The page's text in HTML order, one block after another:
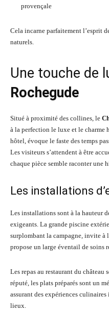
provençale
Cela incarne parfaitement l’esprit
naturels.
Une touche de
Rochegude
Situé à proximité des collines, le
à la perfection le luxe et le charme
hôtel, évoque le faste des temps
Les visiteurs s’attendent à être
chaque pièce semble raconter une
Les installations
Les installations sont à la hauteur
exigeants. La grande piscine
surplombant la campagne, invite à
propose un large éventail de soins
Les repas au restaurant du
réputé, les plats préparés sont un
assurant des expériences
lieux.